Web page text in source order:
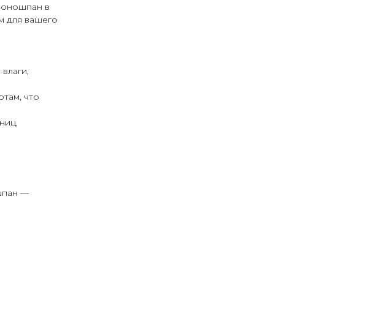
в
для вашего
что
—